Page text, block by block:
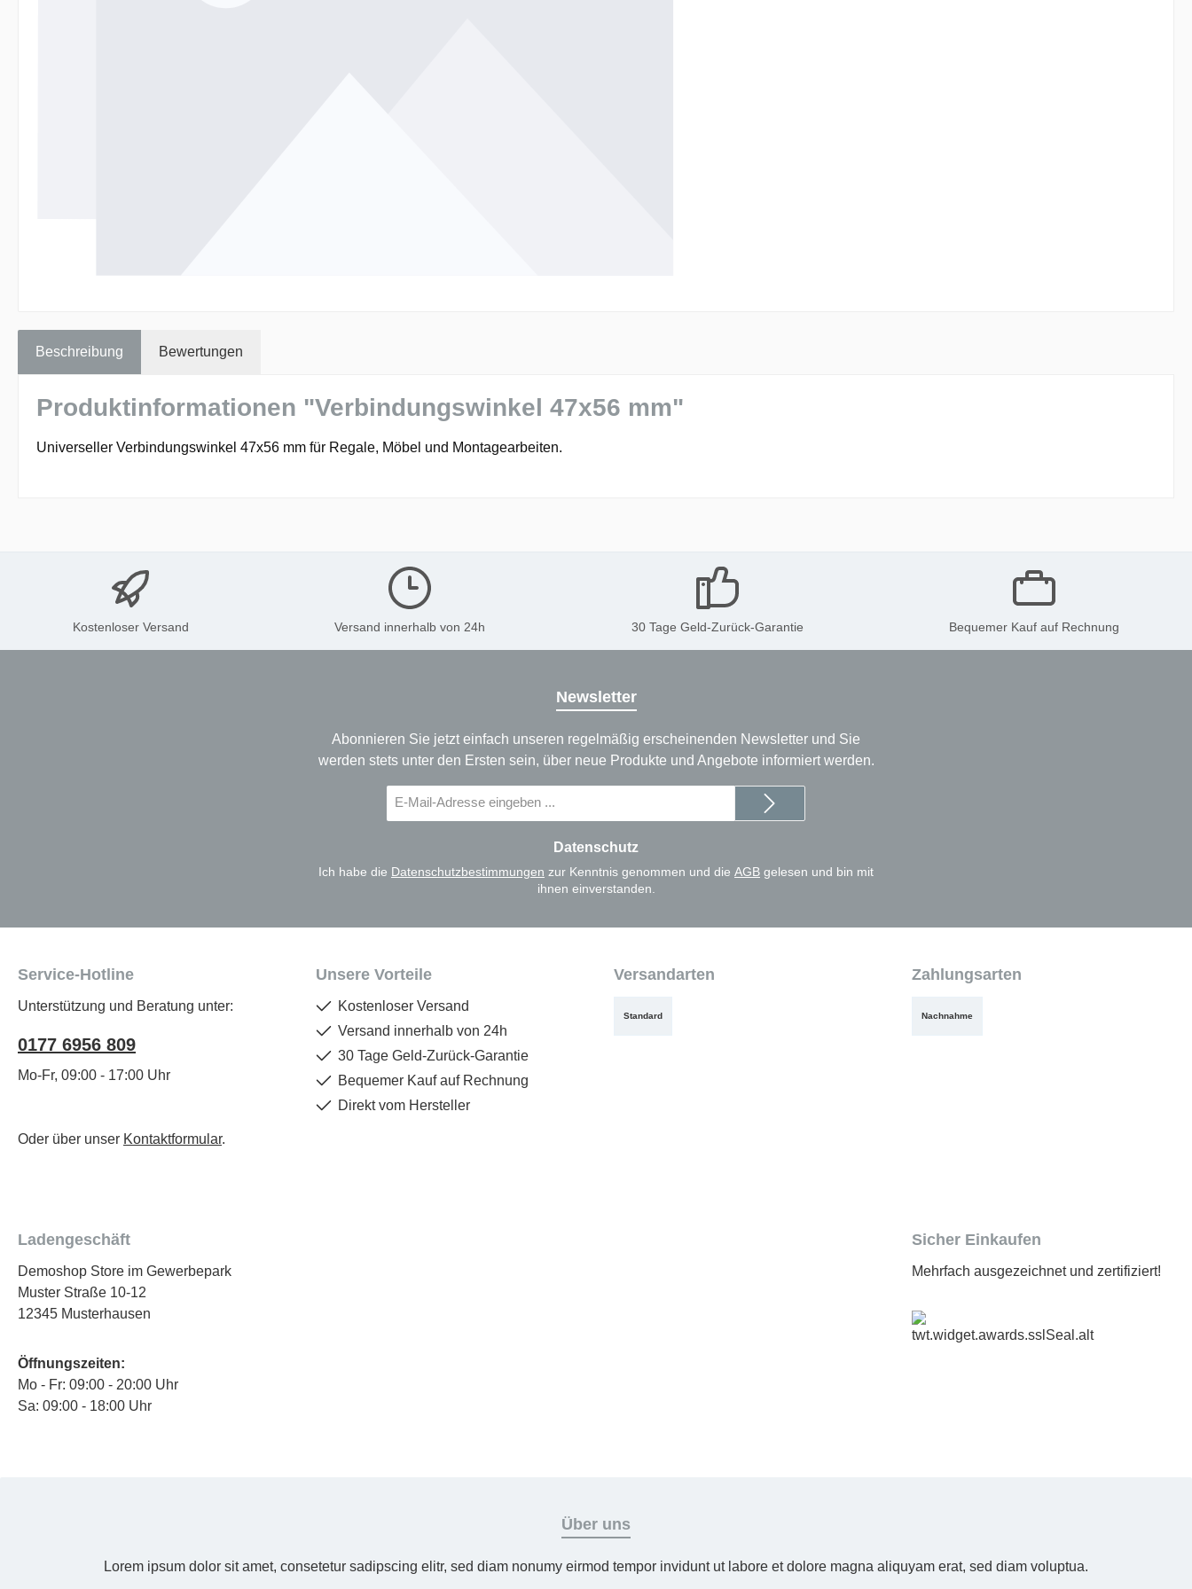
Beschreibung Bewertungen
Produktinformationen "Verbindungswinkel 47x56 mm"
Universeller Verbindungswinkel 47x56 mm für Regale, Möbel und Montagearbeiten.
Kostenloser Versand Versand innerhalb von 24h 30 Tage Geld-Zurück-Garantie Bequemer Kauf auf Rechnung
Newsletter
Abonnieren Sie jetzt einfach unseren regelmäßig erscheinenden Newsletter und Sie
werden stets unter den Ersten sein, über neue Produkte und Angebote informiert werden.
Mail-
Datenschutz
Ich habe die Datenschutzbestimmungen zur Kenntnis genommen und die AGB gelesen und bin mit
ihnen einverstanden.
Service-Hotline
Unterstützung und Beratung unter:
0177 6956 809
Mo-Fr, 09:00 - 17:00 Uhr
Oder über unser Kontaktformular.
Unsere Vorteile
Kostenloser Versand
Versand innerhalb von 24h
30 Tage Geld-Zurück-Garantie
Bequemer Kauf auf Rechnung
Direkt vom Hersteller
Versandarten
Standard
Zahlungsarten
Nachnahme
Ladengeschäft
Demoshop Store im Gewerbepark
Muster Straße 10-12
12345 Musterhausen
Öffnungszeiten:
Mo - Fr: 09:00 - 20:00 Uhr
Sa: 09:00 - 18:00 Uhr
Sicher Einkaufen
Mehrfach ausgezeichnet und zertifiziert!
Über uns
Lorem ipsum dolor sit amet, consetetur sadipscing elitr, sed diam nonumy eirmod tempor invidunt ut labore et dolore magna aliquyam erat, sed diam voluptua.